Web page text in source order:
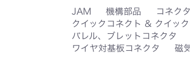
JAM 機構部品 コネク
クイックコネクト & クイッ
バレル、ブレットコネクタ
ワイヤ対基板コネクタ
磁